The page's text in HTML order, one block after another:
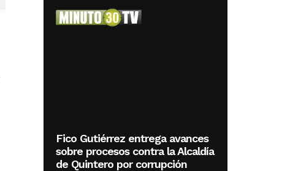
Fico Gutiérrez entrega avances
sobre procesos contra la Alcaldía
de Quintero por corrupción